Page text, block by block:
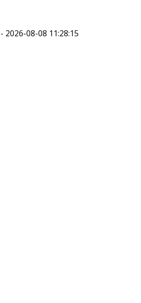
2026-08-08 11:28:15